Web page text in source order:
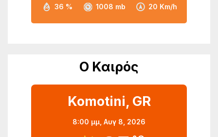
36 % 1008 mb 20 Km/h
Ο Καιρός
Komotini, GR
8:00 μμ, Αυγ 8, 2026